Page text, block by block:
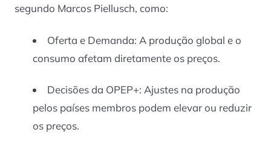
segundo Marcos Piellusch, como:
Oferta e Demanda: A produção global e o
consumo afetam diretamente os preços.
Decisões da OPEP+: Ajustes na produção
pelos países membros podem elevar ou reduzir
os preços.